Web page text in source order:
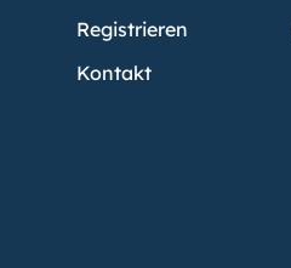
Registrieren
Kontakt